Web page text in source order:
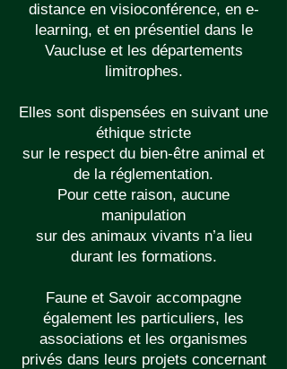
distance en visioconférence, en e-
learning, et en présentiel dans le
Vaucluse et les départements
limitrophes.
Elles sont dispensées en suivant une
éthique stricte
sur le respect du bien-être animal et
de la réglementation.
Pour cette raison, aucune
manipulation
sur des animaux vivants n’a lieu
durant les formations.
Faune et Savoir accompagne
également les particuliers, les
associations et les organismes
privés dans leurs projets concernant